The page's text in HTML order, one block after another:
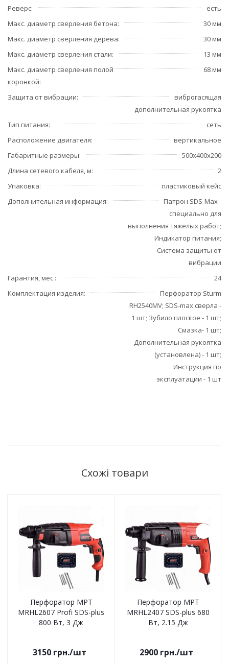
Реверс
есть
Макс. диаметр сверления бетона
30 мм
Макс. диаметр сверления дерева
30 мм
Макс. диаметр сверления стали
13 мм
Макс. диаметр сверления полой
коронкой
68 мм
Защита от вибрации
виброгасящая
дополнительная рукоятка
Тип питания
сеть
Расположение двигателя
вертикальное
Габаритные размеры
500х400х200
Длина сетевого кабеля, м
2
Упаковка
пластиковый кейс
Дополнительная информация
Патрон SDS-Max -
специально для
выполнения тяжелых работ;
Индикатор питания;
Система защиты от
вибрации
Гарантия, мес.
24
Комплектация изделия
Перфоратор Sturm
RH2540MV​​; SDS-max сверла -
1 шт; Зубило плоское - 1 шт;
Смазка- 1 шт;
Дополнительная рукоятка
(установлена) - 1 шт;
Инструкция по
эксплуатации - 1 шт
Схожі товари
Перфоратор MPT
MRHL2607 Profi SDS-plus
800 Вт, 3 Дж
3150грн./шт
Перфоратор MPT
MRHL2407 SDS-plus 680
Вт, 2.15 Дж
2900грн./шт